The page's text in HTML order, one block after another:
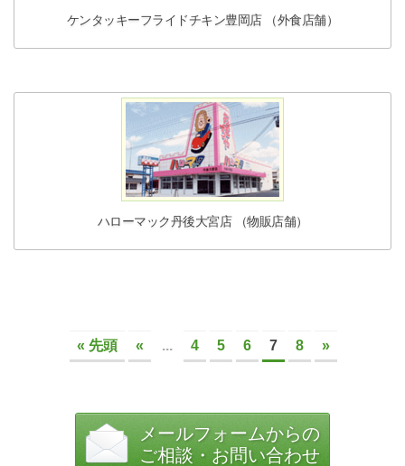
ケンタッキーフライドチキン豊岡店 （外食店舗）
ハローマック丹後大宮店 （物販店舗）
« 先頭 « ... 4 5 6 7 8 »
メールフォームからの
ご相談・お問い合わせ